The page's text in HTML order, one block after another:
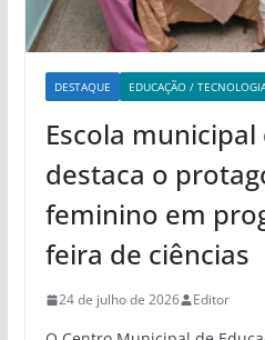
DESTAQUE EDUCAÇÃO /
Escola
destaca o
feminino em
feira de ciências
24 de julho de 2026 Editor